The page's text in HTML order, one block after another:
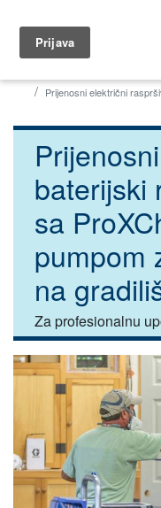
Prijenosni električni
baterijski
sa
pumpom
na
Za profesionalnu